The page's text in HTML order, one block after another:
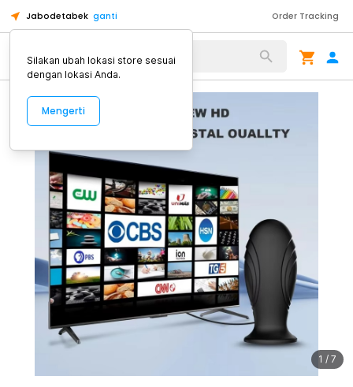
Jabodetabek ganti Order Tracking
Alat Kopi
1 / 7
Silakan ubah lokasi store sesuai
dengan lokasi Anda.
Mengerti